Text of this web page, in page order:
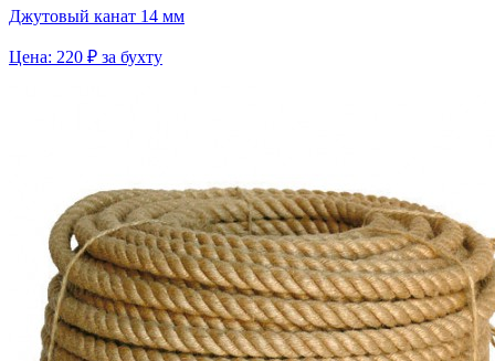
Джутовый канат 14 мм
Цена: 220 ₽ за бухту